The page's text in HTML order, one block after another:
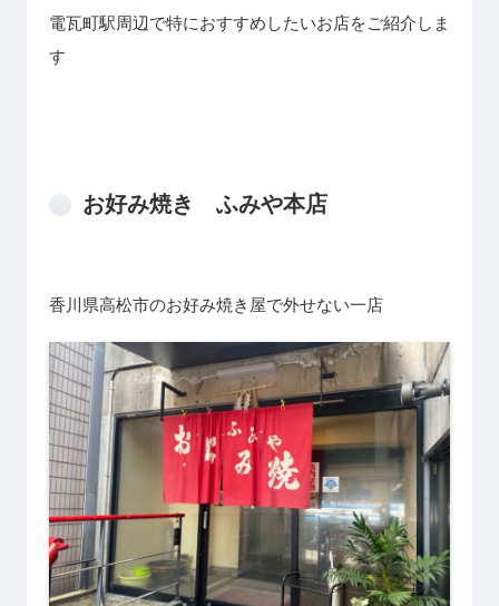
電瓦町駅周辺で特におすすめしたいお店をご紹介しま
す
お好み焼き ふみや本店
香川県高松市のお好み焼き屋で外せない一店